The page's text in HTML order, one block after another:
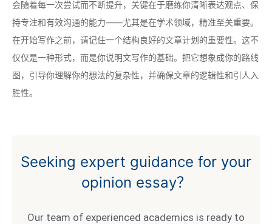
会随着每一次尝试而不断提升，关键在于磨练你清晰表达观点、保
持专注和有效沟通的能力——尤其是在学术领域，精准至关重要。
在开始写作之前，请记住一个结构良好的文章计划的重要性。这不
仅仅是一种形式，而是你说明文写作的基础。把它想象成你的路线
图，引导你理解你的想法的复杂性，并确保文章的逻辑性和引人入
胜性。
Seeking expert guidance for your
opinion essay？
Our team of experienced academics is ready to